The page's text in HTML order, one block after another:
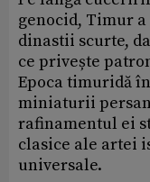
genocid, Timur
dinastii scurte,
ce privește
Epoca timuridă
miniaturii
rafinamentul ei
clasice ale artei
universale.